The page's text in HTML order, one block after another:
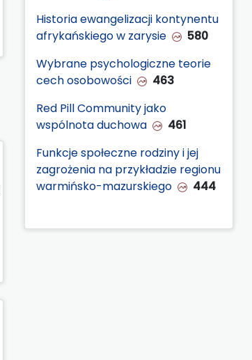
Historia ewangelizacji kontynentu
afrykańskiego w zarysie
580
Wybrane psychologiczne teorie
cech osobowości
463
Red Pill Community jako
wspólnota duchowa
461
Funkcje społeczne rodziny i jej
zagrożenia na przykładzie regionu
warmińsko-mazurskiego
444